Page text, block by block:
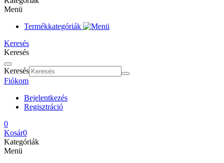
Menü
Termékkategóriák
Keresés
Keresés
Keresés
Fiókom
Bejelentkezés
Regisztráció
0
Kosár0
Kategóriák
Menü